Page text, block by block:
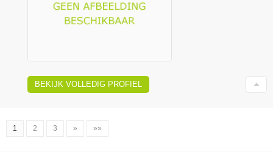
BEKIJK VOLLEDIG PROFIEL
1 2 3 » »»